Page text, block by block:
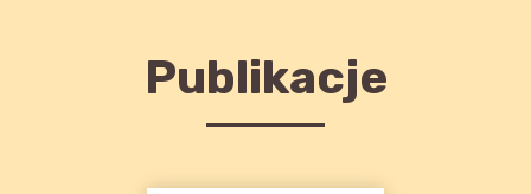
Publikacje